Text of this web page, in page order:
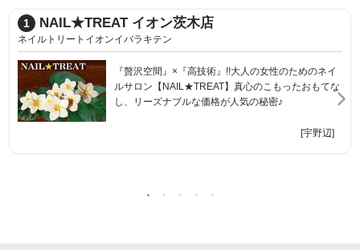
1 NAIL★TREAT イオン茨木店
ネイルトリートイオンイバラキテン
『贅沢空間』×『高技術』!!大人の女性のためのネイ
ルサロン【NAIL★TREAT】真心のこもったおもてな
し、リーズナブルな価格が人気の秘密♪
[宇野辺]